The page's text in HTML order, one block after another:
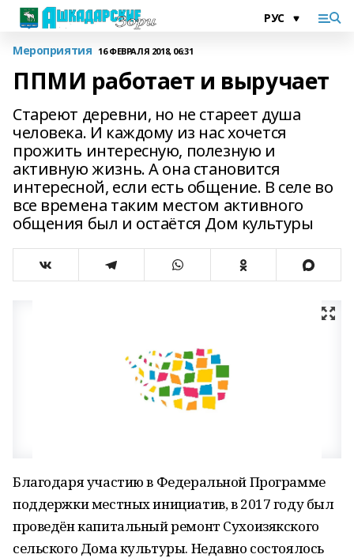
Мероприятия 16 ФЕВРАЛЯ 2018, 06:31
ППМИ работает и выручает
Стареют деревни, но не стареет душа
человека. И каждому из нас хочется
прожить интересную, полезную и
активную жизнь. А она становится
интересной, если есть общение. В селе во
все времена таким местом активного
общения был и остаётся Дом культуры
Благодаря участию в Федеральной Программе
поддержки местных инициатив, в 2017 году был
проведён капитальный ремонт Сухоизякского
сельского Дома культуры. Недавно состоялось